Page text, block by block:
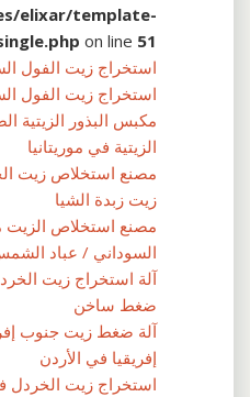
elixar/template-
on line 51
استخراج زيت الفول
استخراج زيت الفول
مكبس البذور الزيتية
الزيتية في موريتانيا
مصنع استخلاص زيت
زيت زبدة الشيا
مصنع استخلاص الزيت
السوداني / عباد
آلة استخراج زيت
ضغط ساخن
آلة ضغط زيت جنوب
إفريقيا في الأردن
استخراج زيت الخردل في